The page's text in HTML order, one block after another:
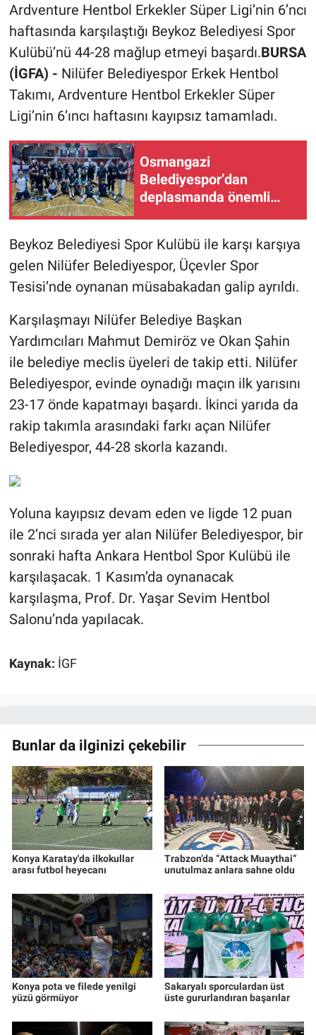
Ardventure Hentbol Erkekler Süper Ligi’nin 6’ncı
haftasında karşılaştığı Beykoz Belediyesi Spor
Kulübü’nü 44-28 mağlup etmeyi başardı.BURSA
(İGFA) - Nilüfer Belediyespor Erkek Hentbol
Takımı, Ardventure Hentbol Erkekler Süper
Ligi’nin 6’ıncı haftasını kayıpsız tamamladı.
Osmangazi
Belediyespor’dan
deplasmanda önemli
Beykoz Belediyesi Spor Kulübü ile karşı karşıya
gelen Nilüfer Belediyespor, Üçevler Spor
Tesisi’nde oynanan müsabakadan galip ayrıldı.
Karşılaşmayı Nilüfer Belediye Başkan
Yardımcıları Mahmut Demiröz ve Okan Şahin
ile belediye meclis üyeleri de takip etti. Nilüfer
Belediyespor, evinde oynadığı maçın ilk yarısını
23-17 önde kapatmayı başardı. İkinci yarıda da
rakip takımla arasındaki farkı açan Nilüfer
Belediyespor, 44-28 skorla kazandı.
Yoluna kayıpsız devam eden ve ligde 12 puan
ile 2’nci sırada yer alan Nilüfer Belediyespor, bir
sonraki hafta Ankara Hentbol Spor Kulübü ile
karşılaşacak. 1 Kasım’da oynanacak
karşılaşma, Prof. Dr. Yaşar Sevim Hentbol
Salonu’nda yapılacak.
Kaynak: İGF
Bunlar da ilginizi çekebilir
Konya Karatay'da ilkokullar
arası futbol heyecanı
Trabzon’da “Attack Muaythai”
unutulmaz anlara sahne oldu
Konya pota ve filede yenilgi
yüzü görmüyor
Sakaryalı sporculardan üst
üste gururlandıran başarılar